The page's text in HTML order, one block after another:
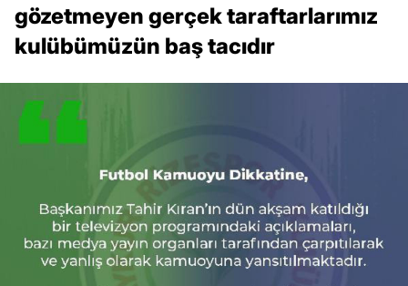
gözetmeyen gerçek taraftarlarımız
kulübümüzün baş tacıdır